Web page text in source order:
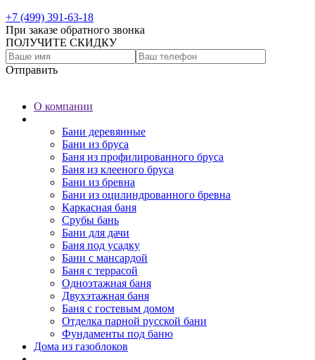
+7 (499) 391-63-18
При заказе обратного звонка
ПОЛУЧИТЕ СКИДКУ
Отправить
О компании
Бани деревянные
Бани из бруса
Баня из профилированного бруса
Баня из клееного бруса
Бани из бревна
Бани из оцилиндрованного бревна
Каркасная баня
Срубы бань
Бани для дачи
Баня под усадку
Бани с мансардой
Баня с террасой
Одноэтажная баня
Двухэтажная баня
Баня с гостевым домом
Отделка парной русской бани
Фундаменты под баню
Дома из газоблоков